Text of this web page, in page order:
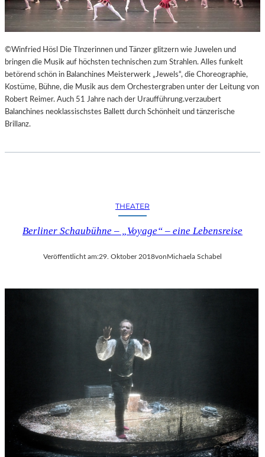
©Winfried Hösl Die Tlnzerinnen und Tänzer glitzern wie Juwelen und
bringen die Musik auf höchsten technischen zum Strahlen. Alles funkelt
betörend schön in Balanchines Meisterwerk „Jewels“, die Choreographie,
Kostüme, Bühne, die Musik aus dem Orchestergraben unter der Leitung von
Robert Reimer. Auch 51 Jahre nach der Uraufführung.verzaubert
Balanchines neoklassischstes Ballett durch Schönheit und tänzerische
Brillanz.
THEATER
Berliner Schaubühne – „Voyage“ – eine Lebensreise
Veröffentlicht am:29. Oktober 2018vonMichaela Schabel